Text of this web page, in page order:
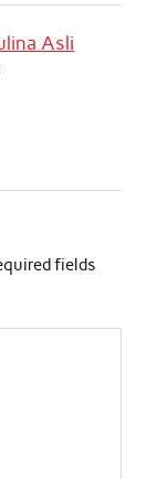
Asli
fields